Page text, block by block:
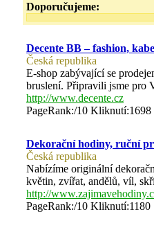
Doporučujeme:
Decente BB – fashion,
Česká republika
E-shop zabývající se
bruslení. Připravili jsme pro
http://www.decente.cz
PageRank:/10 Kliknutí:1698
Dekorační hodiny, ruční
Česká republika
Nabízíme originální
květin, zvířat, andělů, víl,
http://
PageRank:/10 Kliknutí:1180